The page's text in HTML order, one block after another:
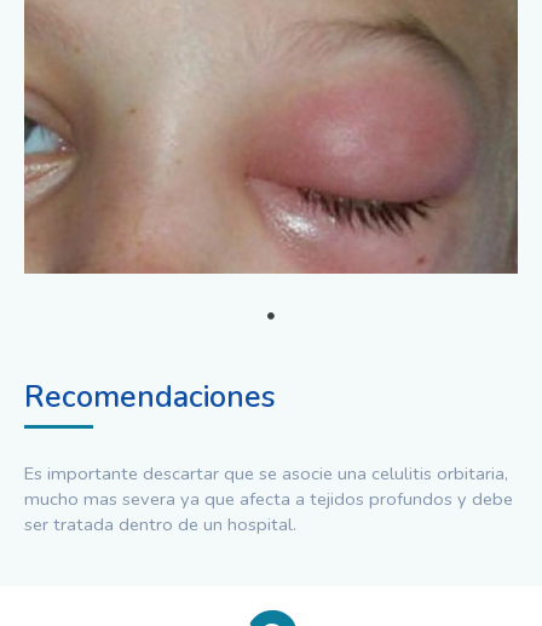
Recomendaciones
Es importante descartar que se asocie una celulitis orbitaria,
mucho mas severa ya que afecta a tejidos profundos y debe
ser tratada dentro de un hospital.